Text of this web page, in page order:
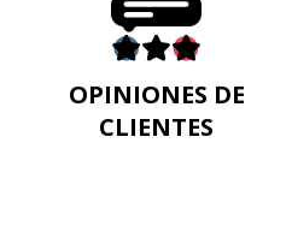
OPINIONES DE
CLIENTES